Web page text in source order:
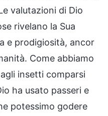
valutazioni di Dio
rivelano la Sua
e prodigiosità, ancor
Come abbiamo
insetti comparsi
ha usato passeri e
potessimo godere